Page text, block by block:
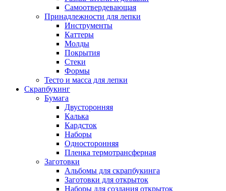
Самоотвердевающая
Принадлежности для лепки
Инструменты
Каттеры
Молды
Покрытия
Стеки
Формы
Тесто и масса для лепки
Скрапбукинг
Бумага
Двусторонняя
Калька
Кардсток
Наборы
Односторонняя
Пленка термотрансферная
Заготовки
Альбомы для скрапбукинга
Заготовки для открыток
Наборы для создания открыток